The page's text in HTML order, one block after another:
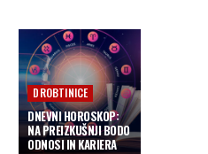
DROBTINICE
DNEVNI HOROSKOP:
NA PREIZKUŠNJI BODO
ODNOSI IN KARIERA